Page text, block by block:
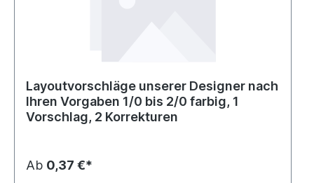
Layoutvorschläge unserer Designer nach
Ihren Vorgaben 1/0 bis 2/0 farbig, 1
Vorschlag, 2 Korrekturen
Ab 0,37 €*